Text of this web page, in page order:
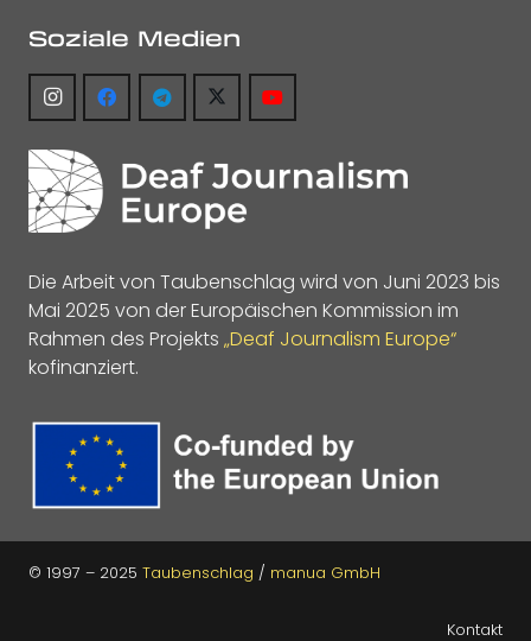
Soziale Medien
Die Arbeit von Taubenschlag wird von Juni 2023 bis
Mai 2025 von der Europäischen Kommission im
Rahmen des Projekts „Deaf Journalism Europe“
kofinanziert.
© 1997 – 2025 Taubenschlag / manua GmbH
Kontakt